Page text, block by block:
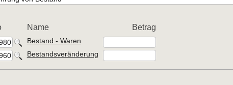
Name Betrag
Bestand - Waren
Bestandsveränderung